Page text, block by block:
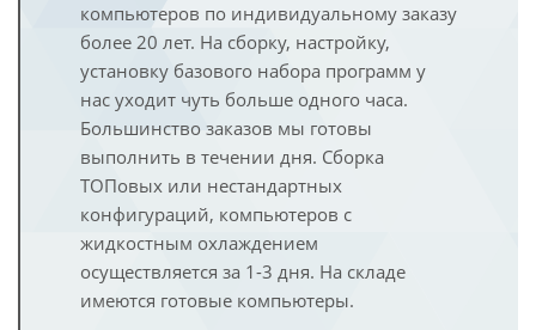
компьютеров по индивидуальному заказу
более 20 лет. На сборку, настройку,
установку базового набора программ у
нас уходит чуть больше одного часа.
Большинство заказов мы готовы
выполнить в течении дня. Сборка
ТОПовых или нестандартных
конфигураций, компьютеров с
жидкостным охлаждением
осуществляется за 1-3 дня. На складе
имеются готовые компьютеры.